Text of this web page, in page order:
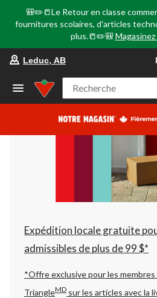
🎒✏️📒Le Retour en classe
fournitures scolaires, d'articles
plus.📒✏️🎒
AB,
à
06:00
pour
Leduc, AB
Recherche
Expédition locale gratuite
admissibles de plus de 99 $*
*Offre exclusive pour les membres
TriangleMD sur les articles avec la